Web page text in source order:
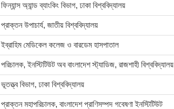
ফিন্যান্স অ্যান্ড ব্যাংকিং বিভাগ, ঢাকা বিশ্ববিদ্যালয়
প্রাক্তন উপাচার্য, জাতীয় বিশ্ববিদ্যালয়
ইব্রাহিম মেডিকেল কলেজ ও বারডেম হাসপাতাল
পরিচালক, ইনস্টিটিউট অব বাংলাদেশ স্ট্যাডিজ, রাজশাহী বিশ্ববিদ্যালয়
ভূতত্ত্ব বিভাগ, ঢাকা বিশ্ববিদ্যালয়
প্রাক্তন মহাপরিচালক, বাংলাদেশ প্রাণিসম্পদ গবেষণা ইনস্টিটিউট